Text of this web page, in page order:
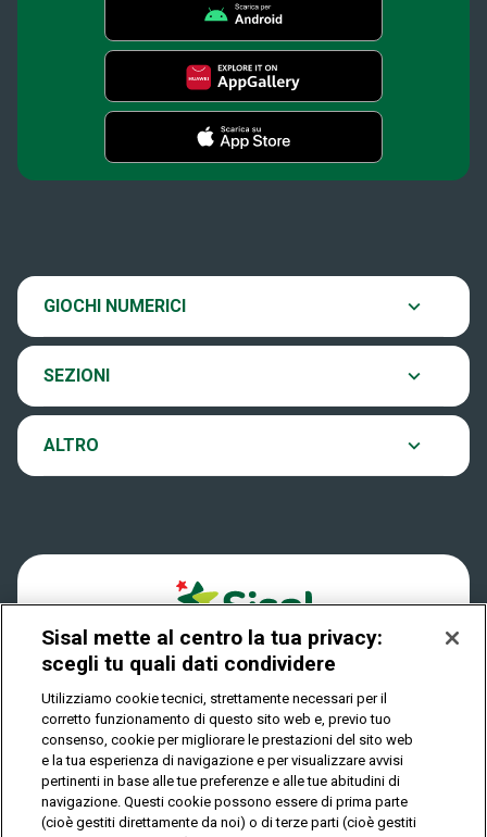
GIOCHI NUMERICI
SuperEnalotto
EuroJackpot
VinciCasa
Play Your Date
SEZIONI
Scopri il gioco
Ultima estrazione
Archivio estrazioni
ALTRO
Contatti
Notifiche
Privacy
IL GIOCO È VIETATO AI MINORI E PUÒ CAUSARE
DIPENDENZA PATOLOGICA
© Copyright Sisal Italia S.p.A. - P.I. 02433760135
Sisal mette al centro la tua privacy:
scegli tu quali dati condividere
Utilizziamo cookie tecnici, strettamente necessari per il
corretto funzionamento di questo sito web e, previo tuo
consenso, cookie per migliorare le prestazioni del sito web
e la tua esperienza di navigazione e per visualizzare avvisi
pertinenti in base alle tue preferenze e alle tue abitudini di
navigazione. Questi cookie possono essere di prima parte
(cioè gestiti direttamente da noi) o di terze parti (cioè gestiti